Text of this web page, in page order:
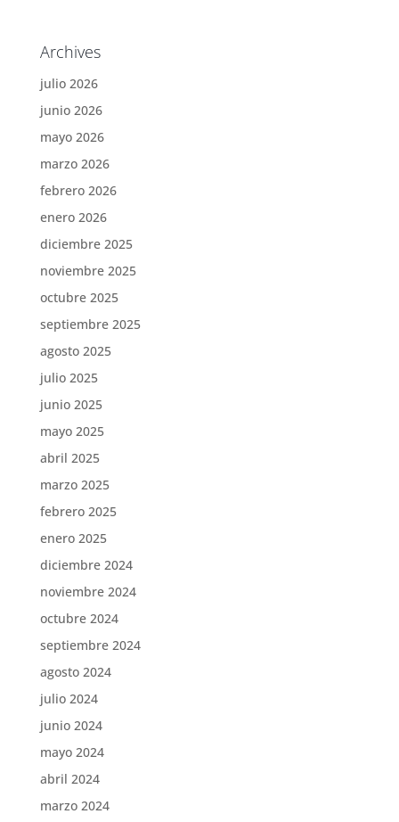
Archives
julio 2026
junio 2026
mayo 2026
marzo 2026
febrero 2026
enero 2026
diciembre 2025
noviembre 2025
octubre 2025
septiembre 2025
agosto 2025
julio 2025
junio 2025
mayo 2025
abril 2025
marzo 2025
febrero 2025
enero 2025
diciembre 2024
noviembre 2024
octubre 2024
septiembre 2024
agosto 2024
julio 2024
junio 2024
mayo 2024
abril 2024
marzo 2024